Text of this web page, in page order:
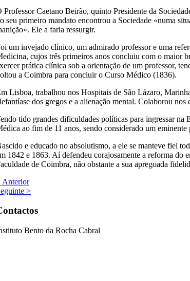
Professor Caetano Beirão, quinto Presidente da
seu primeiro mandato encontrou a Sociedade «numa
Ele a faria ressurgir.
um invejado clínico, um admirado professor e uma
cujos três primeiros anos concluiu com o maior
prática clínica sob a orientação de um professor,
a Coimbra para concluir o Curso Médico (1836).
Lisboa, trabalhou nos Hospitais de São Lázaro,
dos gregos e a alienação mental. Colaborou
tido grandes dificuldades políticas para ingressar
ao fim de 11 anos, sendo considerado um eminente
e educado no absolutismo, a ele se manteve fiel
1842 e 1863. Aí defendeu corajosamente a reforma do
de Coimbra, não obstante a sua apregoada
Anterior
>
Bento da Rocha Cabral